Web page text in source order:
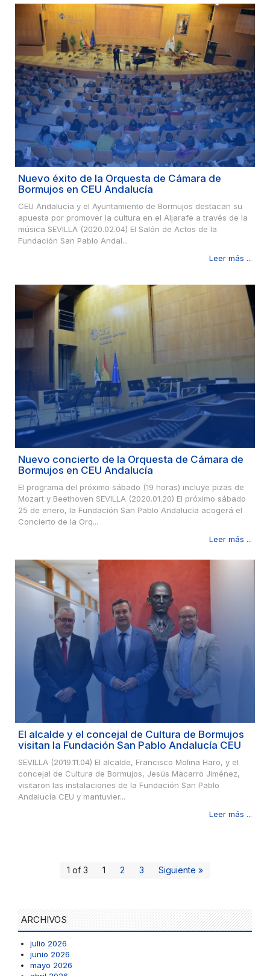
Nuevo éxito de la Orquesta de Cámara de
Bormujos en CEU Andalucía
CEU Andalucía y el Ayuntamiento de Bormujos destacan su
apuesta por promover la cultura en el Aljarafe a través de la
música SEVILLA (2020.02.04) El Salón de Actos de la
Fundación San Pablo Andal...
Leer más ...
Nuevo concierto de la Orquesta de Cámara de
Bormujos en CEU Andalucía
El programa del próximo sábado (19 horas) incluye pizas de
Mozart y Beethoven SEVILLA (2020.01.20) El próximo sábado
25 de enero, la Fundación San Pablo Andalucía acogerá el
Concierto de la Orq...
Leer más ...
El alcalde y el concejal de Cultura de Bormujos
visitan la Fundación San Pablo Andalucía CEU
SEVILLA (2019.11.04) El alcalde, Francisco Molina Haro, y el
concejal de Cultura de Bormujos, Jesús Macarro Jiménez,
visitaron las instalaciones de la Fundación San Pablo
Andalucía CEU y mantuvier...
Leer más ...
1 of 3 1 2 3 Siguiente »
ARCHIVOS
julio 2026
junio 2026
mayo 2026